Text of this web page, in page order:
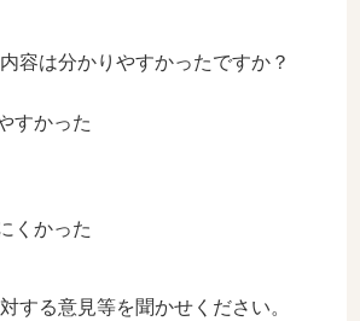
容は分かりやすかったですか？
すかった
くかった
する意見等を聞かせください。